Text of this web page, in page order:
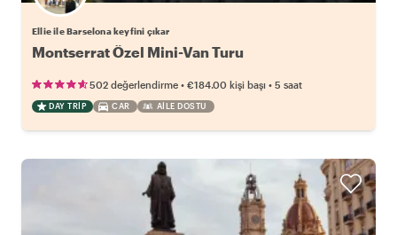
Ellie ile Barselona keyfini çıkar
Montserrat Özel Mini-Van Turu
502 değerlendirme • €184.00 kişi başı • 5 saat
DAY TRIP CAR AILE DOSTU